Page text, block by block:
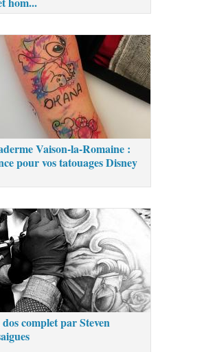
Vaison-la-Romaine :
pour vos tatouages Disney
complet par Steven